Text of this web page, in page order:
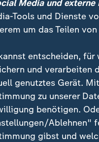
sich Hoffnungen
zunichte zu
Er forderte eine
nach
in der
wir
auch wieder
Media und
Tools und Dienste
um das Teilen
entscheiden, für
und verarbeiten
genutztes Gerät.
zu unserer
benötigen.
Ablehnen"
gibst und